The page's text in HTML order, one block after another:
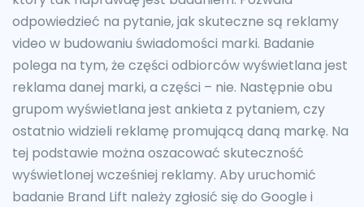
odpowiedzieć na pytanie, jak skuteczne są reklamy
video w budowaniu świadomości marki. Badanie
polega na tym, że części odbiorców wyświetlana jest
reklama danej marki, a części – nie. Następnie obu
grupom wyświetlana jest ankieta z pytaniem, czy
ostatnio widzieli reklamę promującą daną markę. Na
tej podstawie można oszacować skuteczność
wyświetlonej wcześniej reklamy. Aby uruchomić
badanie Brand Lift należy zgłosić się do Google i